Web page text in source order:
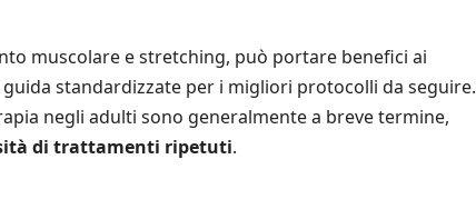
muscolare e stretching, può portare benefici ai
standardizzate per i migliori protocolli da seguire.
negli adulti sono generalmente a breve termine,
di trattamenti ripetuti.